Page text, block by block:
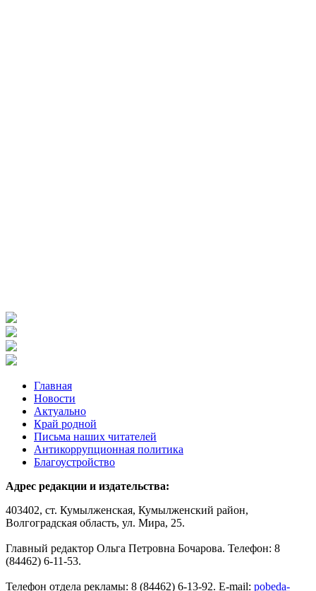
Главная
Новости
Актуально
Край родной
Письма наших читателей
Антикоррупционная политика
Благоустройство
Адрес редакции и издательства:
403402, ст. Кумылженская, Кумылженский район,
Волгоградская область, ул. Мира, 25.
Главный редактор Ольга Петровна Бочарова. Телефон: 8
(84462) 6-11-53.
Телефон отдела рекламы: 8 (84462) 6-13-92. E-mail: pobeda-